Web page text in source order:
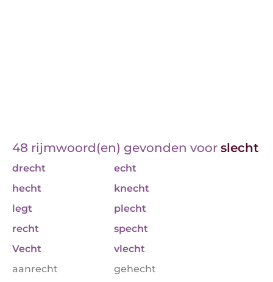
48 rijmwoord(en) gevonden voor slecht
drecht
echt
hecht
knecht
legt
plecht
recht
specht
Vecht
vlecht
aanrecht
gehecht